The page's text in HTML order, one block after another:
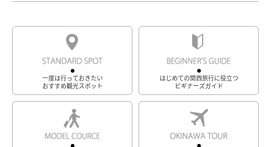
一度は行っておきたい
おすすめ観光スポット
はじめての関西旅行に役立つ
ビギナーズガイド